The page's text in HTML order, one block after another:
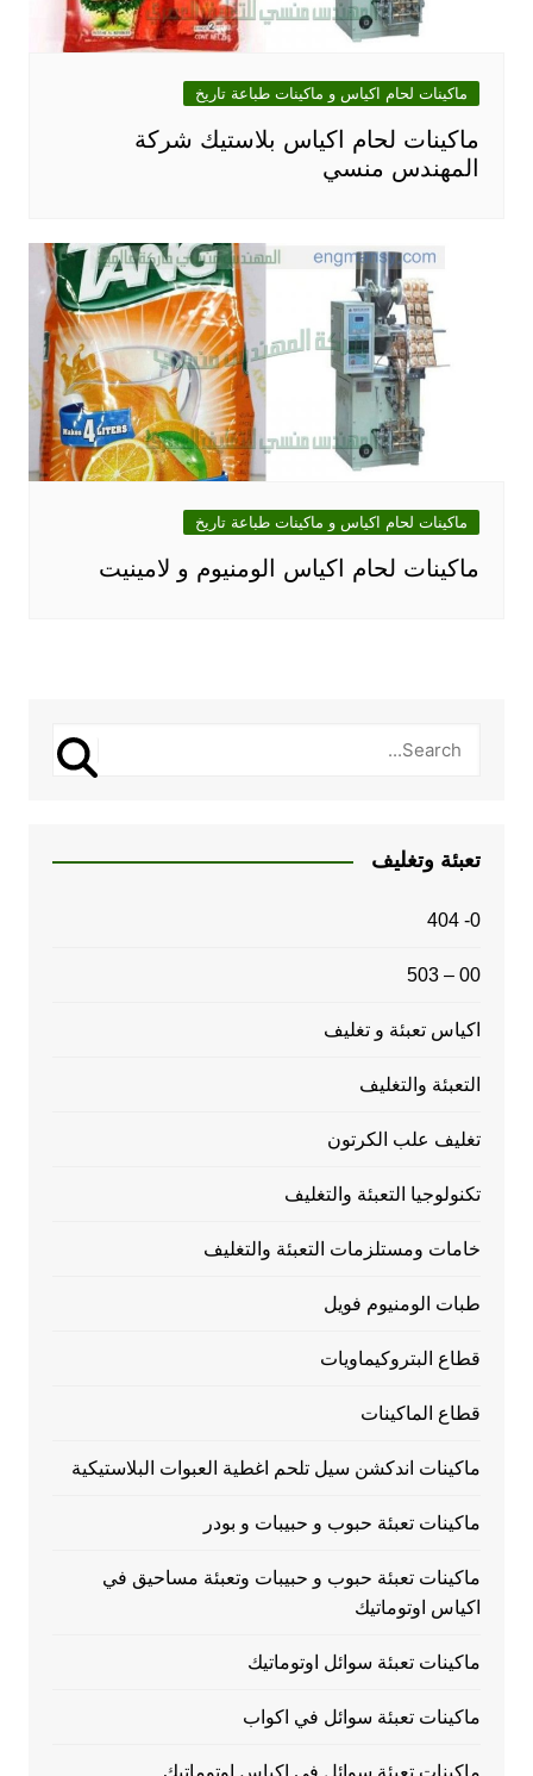
ماكينات لحام اكياس و ماكينات طباعة تاريخ
ماكينات لحام اكياس بلاستيك شركة
المهندس منسي
ماكينات لحام اكياس و ماكينات طباعة تاريخ
ماكينات لحام اكياس الومنيوم و لامينيت
تعبئة وتغليف
0- 404
00 – 503
اكياس تعبئة و تغليف
التعبئة والتغليف
تغليف علب الكرتون
تكنولوجيا التعبئة والتغليف
خامات ومستلزمات التعبئة والتغليف
طبات الومنيوم فويل
قطاع البتروكيماويات
قطاع الماكينات
ماكينات اندكشن سيل تلحم اغطية العبوات البلاستيكية
ماكينات تعبئة حبوب و حبيبات و بودر
ماكينات تعبئة حبوب و حبيبات وتعبئة مساحيق في
اكياس اوتوماتيك
ماكينات تعبئة سوائل اوتوماتيك
ماكينات تعبئة سوائل في اكواب